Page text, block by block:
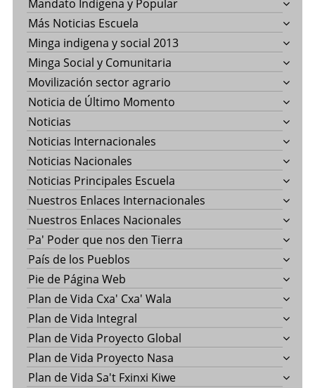
Mandato Indígena y Popular
Más Noticias Escuela
Minga indigena y social 2013
Minga Social y Comunitaria
Movilización sector agrario
Noticia de Último Momento
Noticias
Noticias Internacionales
Noticias Nacionales
Noticias Principales Escuela
Nuestros Enlaces Internacionales
Nuestros Enlaces Nacionales
Pa' Poder que nos den Tierra
País de los Pueblos
Pie de Página Web
Plan de Vida Cxa' Cxa' Wala
Plan de Vida Integral
Plan de Vida Proyecto Global
Plan de Vida Proyecto Nasa
Plan de Vida Sa't Fxinxi Kiwe